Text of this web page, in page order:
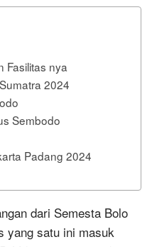
Fasilitas nya
2024
Sembodo
Padang 2024
dari Semesta Bolo
yang satu ini masuk